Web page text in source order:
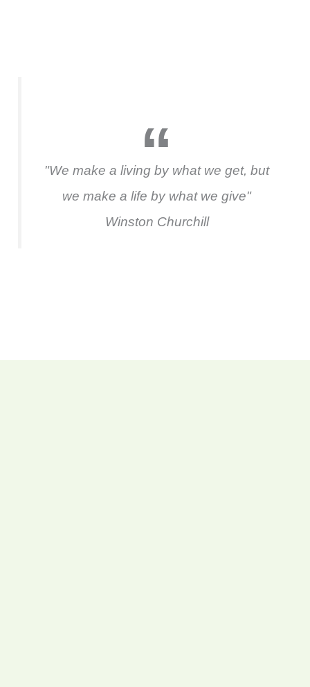
"We make a living by what we get, but
we make a life by what we give"
Winston Churchill